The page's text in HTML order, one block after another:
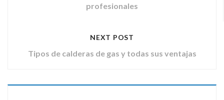
profesionales
NEXT POST
Tipos de calderas de gas y todas sus ventajas